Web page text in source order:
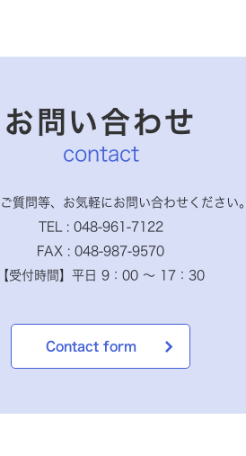
お問い合わせ
contact
質問等、お気軽に お問い合わせください。
TEL : 048-961-7122
FAX : 048-987-9570
受付時間】 平日 9：00 ～ 17：30
Contact form